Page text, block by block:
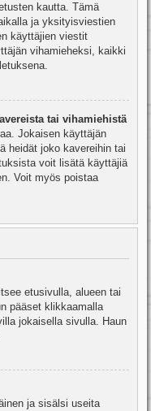
kautta. Tämä
ja yksityisviestien
käyttäjien viestit
vihamieheksi, kaikki
tai vihamiehistä
Jokaisen käyttäjän
heidät joko kavereihin tai
voit lisätä käyttäjiä
Voit myös poistaa
etusivulla, alueen tai
pääset klikkaamalla
jokaisella sivulla. Haun
ja sisälsi useita